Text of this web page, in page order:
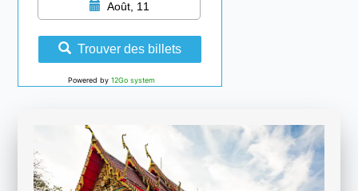
Août, 11
Trouver des billets
Powered by12Go system